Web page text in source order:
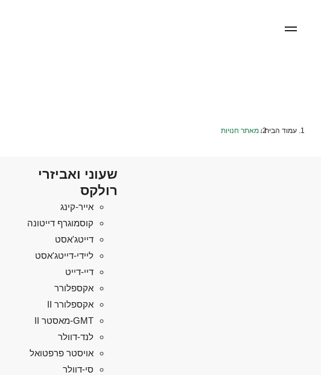
עמוד הבית/ מאתר חנויות
שעוני ואביזרי
רולקס
אייר-קינג
קוסמוגרף דייטונה
דייטג'אסט
ליידי-דייטג'אסט
דיי-דייט
אקספלורר
אקספלורר II
GMT-מאסטר II
לנד-דוולר
אויסטר פרפטואל
סי-דוולר